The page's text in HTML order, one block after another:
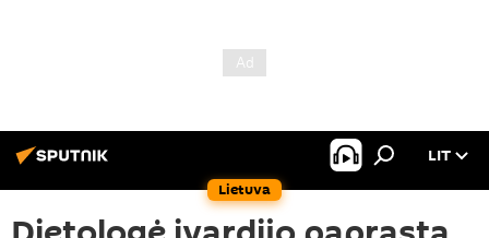
Lietuva
LIT